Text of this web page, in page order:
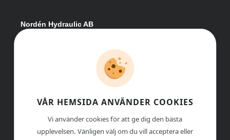
Nordén Hydraulic AB
info@nordenhydraulic.se
Org-nr: 556531-8424
VÅR HEMSIDA ANVÄNDER COOKIES
Vi använder cookies för att ge dig den bästa
upplevelsen. Vänligen välj om du vill acceptera eller